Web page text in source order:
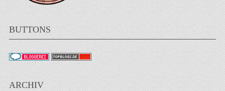
BUTTONS
ARCHIV